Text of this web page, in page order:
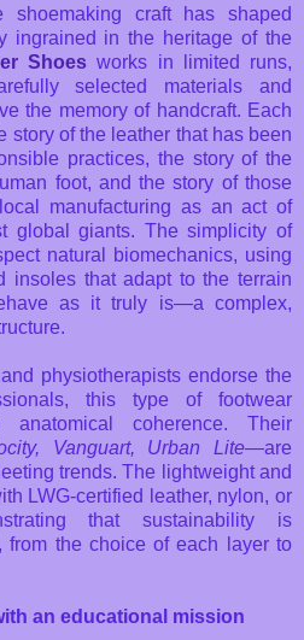
shoemaking craft has shaped
ingrained in the heritage of the
Shoes works in limited runs,
selected materials and
the memory of handcraft. Each
story of the leather that has been
practices, the story of the
foot, and the story of those
manufacturing as an act of
global giants. The simplicity of
natural biomechanics, using
insoles that adapt to the terrain
as it truly is—a complex,
physiotherapists endorse the
this type of footwear
coherence. Their
Vanguart, Urban Lite—are
trends. The lightweight and
LWG-certified leather, nylon, or
that sustainability is
from the choice of each layer to
an educational mission